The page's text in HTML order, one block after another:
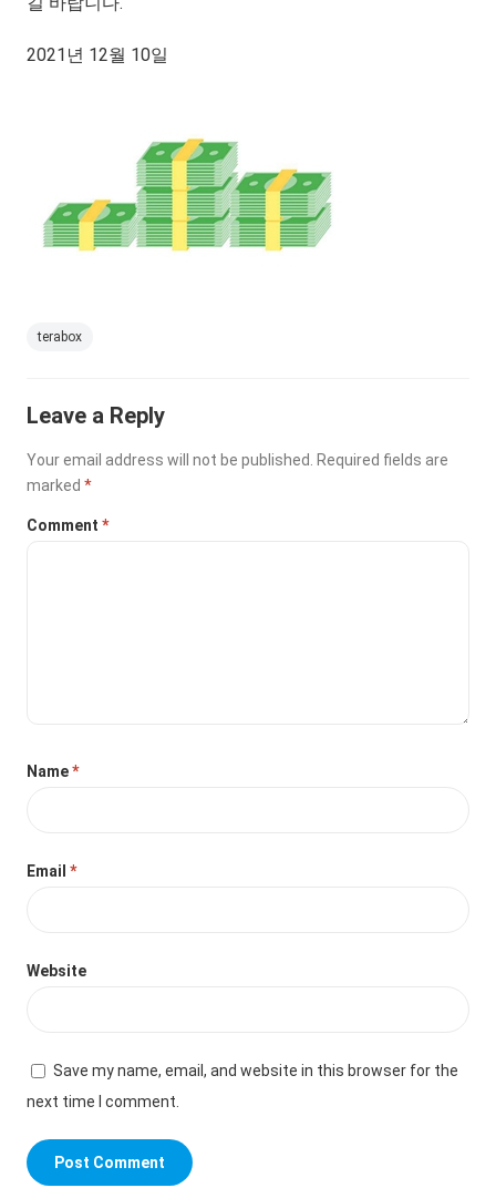
2021년 12월 10일
terabox
Leave a Reply
Your email address will not be published.
Required fields are
marked*
Comment*
Name*
Email*
Website
Save my name, email, and website in this browser for the
next time I comment.